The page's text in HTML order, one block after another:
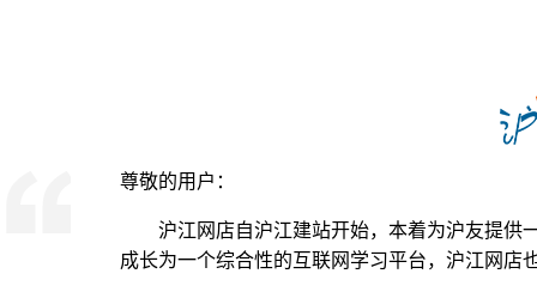
尊敬的用户：
沪江网店自沪江建站开始，本着为沪友提供
成长为一个综合性的互联网学习平台，沪江网店